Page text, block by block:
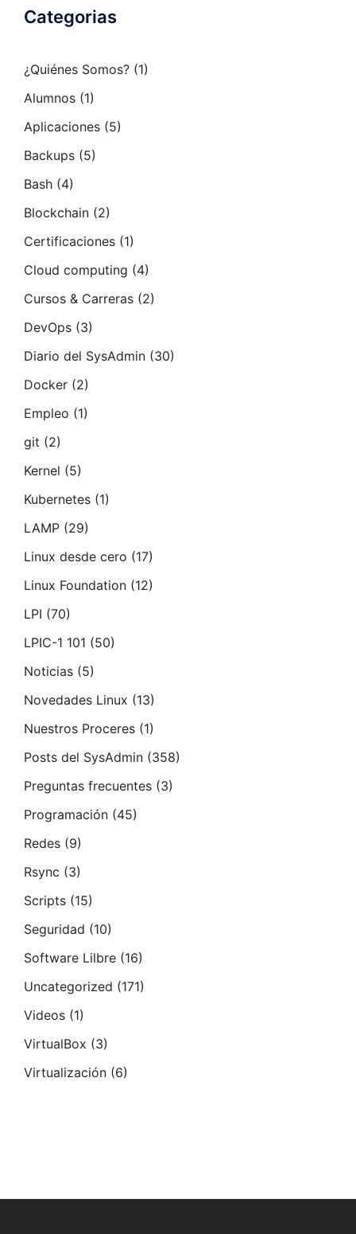
Categorias
¿Quiénes Somos? (1)
Alumnos (1)
Aplicaciones (5)
Backups (5)
Bash (4)
Blockchain (2)
Certificaciones (1)
Cloud computing (4)
Cursos & Carreras (2)
DevOps (3)
Diario del SysAdmin (30)
Docker (2)
Empleo (1)
git (2)
Kernel (5)
Kubernetes (1)
LAMP (29)
Linux desde cero (17)
Linux Foundation (12)
LPI (70)
LPIC-1 101 (50)
Noticias (5)
Novedades Linux (13)
Nuestros Proceres (1)
Posts del SysAdmin (358)
Preguntas frecuentes (3)
Programación (45)
Redes (9)
Rsync (3)
Scripts (15)
Seguridad (10)
Software Lilbre (16)
Uncategorized (171)
Videos (1)
VirtualBox (3)
Virtualización (6)